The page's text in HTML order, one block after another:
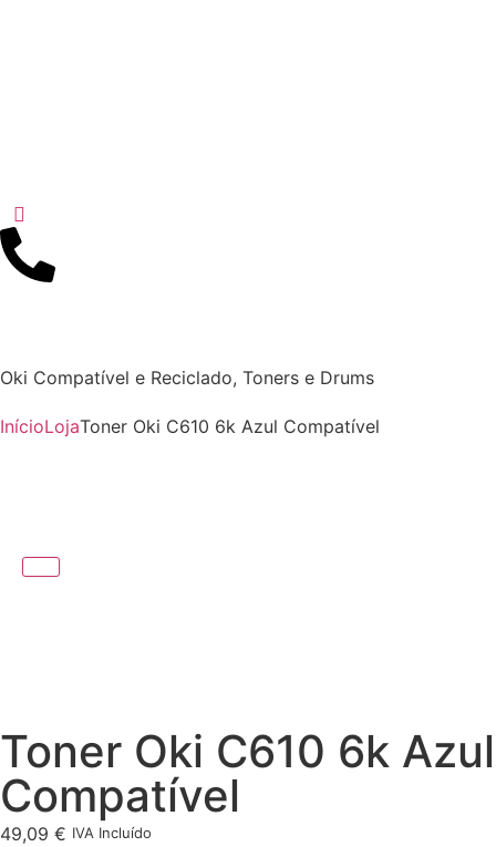
Oki Compatível e Reciclado, Toners e Drums
InícioLojaToner Oki C610 6k Azul Compatível
Toner Oki C610 6k Azul
Compatível
49,09 € IVA Incluído